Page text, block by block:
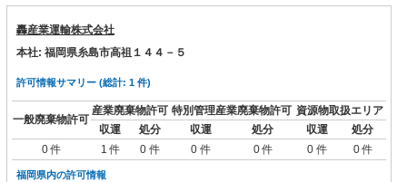
轟産業運輸株式会社
本社: 福岡県糸島市高祖１４４－５
許可情報サマリー (総計: 1 件)
一般廃棄物許可
産業廃棄物許可 特別管理産業廃棄物許可 資源物取扱エリア
収運
処分 収運 処分 収運
処分
0 件
1 件 0 件 0 件 0 件 0 件 0 件
福岡県内の許可情報